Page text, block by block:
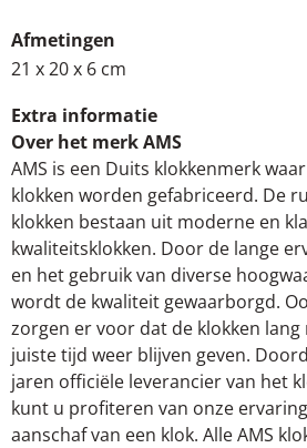
Afmetingen
21 x 20 x 6 cm
Extra informatie
Over het merk AMS
AMS is een Duits klokkenmerk
klokken worden gefabriceerd. De
klokken bestaan uit moderne en
kwaliteitsklokken. Door de lange
en het gebruik van diverse
wordt de kwaliteit gewaarborgd.
zorgen er voor dat de klokken lang
juiste tijd weer blijven geven.
jaren officiële leverancier van het
kunt u profiteren van onze
aanschaf van een klok. Alle AMS